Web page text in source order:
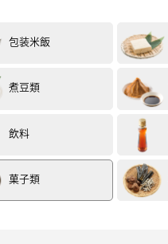
包装米飯
煮豆類
飲料
菓子類